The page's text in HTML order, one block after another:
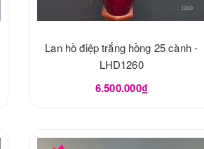
Lan hồ điệp trắng hồng 25 cành -
LHD1260
6.500.000₫